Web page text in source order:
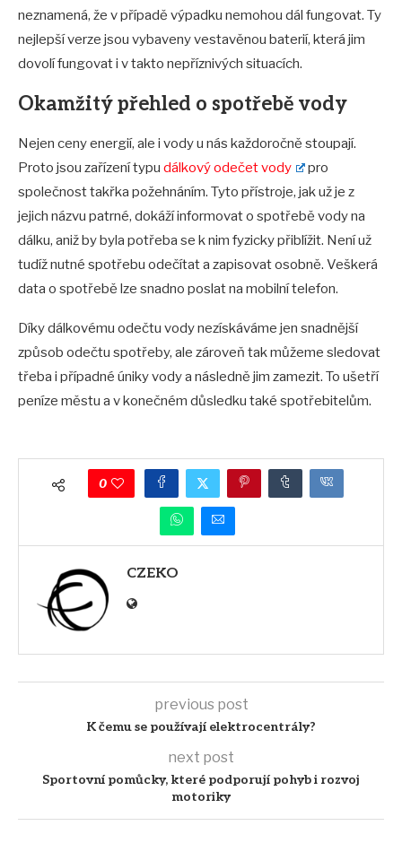
neznamená, že v případě výpadku nemohou dál fungovat. Ty
nejlepší verze jsou vybaveny vestavěnou baterií, která jim
dovolí fungovat i v takto nepříznivých situacích.
Okamžitý přehled o spotřebě vody
Nejen ceny energií, ale i vody u nás každoročně stoupají.
Proto jsou zařízení typu dálkový odečet vody
pro
společnost takřka požehnáním. Tyto přístroje, jak už je z
jejich názvu patrné, dokáží informovat o spotřebě vody na
dálku, aniž by byla potřeba se k nim fyzicky přiblížit. Není už
tudíž nutné spotřebu odečítat a zapisovat osobně. Veškerá
data o spotřebě lze snadno poslat na mobilní telefon.
Díky dálkovému odečtu vody nezískáváme jen snadnější
způsob odečtu spotřeby, ale zároveň tak můžeme sledovat
třeba i případné úniky vody a následně jim zamezit. To ušetří
peníze městu a v konečném důsledku také spotřebitelům.
0
CZEKO
previous post
K čemu se používají elektrocentrály?
next post
Sportovní pomůcky, které podporují pohyb i rozvoj
motoriky